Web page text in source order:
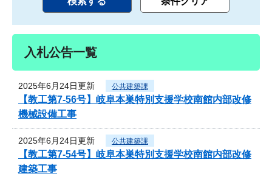
入札公告一覧
2025年6月24日更新 公共建築課
【教工第7-56号】岐阜本巣特別支援学校南館内部改修
機械設備工事
2025年6月24日更新 公共建築課
【教工第7-54号】岐阜本巣特別支援学校南館内部改修
建築工事